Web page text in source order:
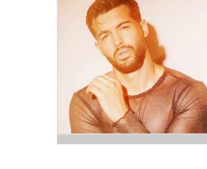
Hoy
Plan Finde
CULTURA
GASTRONOMÍA
INFANTIL